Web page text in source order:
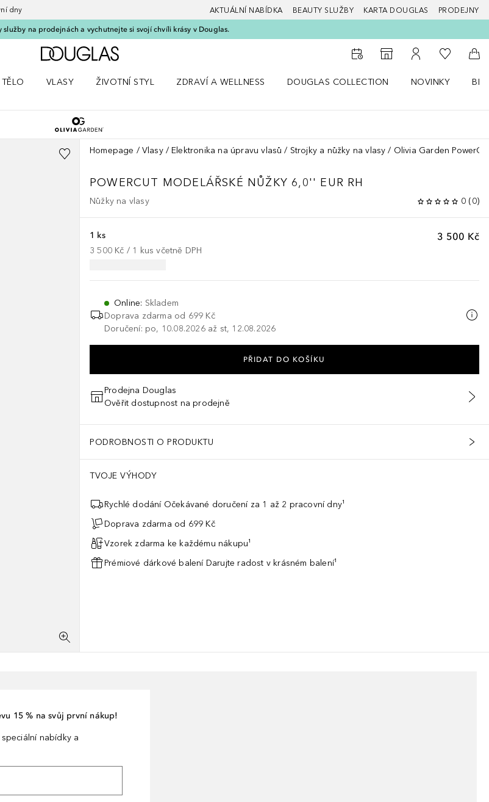
dny AKTUÁLNÍ NABÍDKA BEAUTY SLUŽBY KARTA DOUGLAS PRODEJNY
na prodejnách a vychutnejte si svojí chvíli krásy v Douglas.
Domů
K vyhledávači prodejen
K mému účtu
K mému
Do
TĚLO
VLASY
ŽIVOTNÍ STYL
ZDRAVÍ A WELLNESS
DOUGLAS COLLECTION
NOVINKY
Homepage Vlasy Elektronika na úpravu vlasů Strojky a nůžky na vlasy Olivia Garden
POWERCUT MODELÁŘSKÉ NŮŽKY 6,0'' EUR RH
Nůžky na vlasy 0 (0)
3 500 Kč
1 ks
3 500 Kč / 1 kus včetně DPH
Online: Skladem
Doprava zdarma od 699 Kč
Doručení: po, 10.08.2026 až st, 12.08.2026
PŘIDAT DO KOŠÍKU
Prodejna Douglas
Ověřit dostupnost na prodejně
PODROBNOSTI O PRODUKTU
TVOJE VÝHODY
Rychlé dodání Očekávané doručení za 1 až 2 pracovní dny¹
Doprava zdarma od 699 Kč
Vzorek zdarma ke každému nákupu¹
Prémiové dárkové balení Darujte radost v krásném balení¹
15 % na svůj první nákup!
nabídky a